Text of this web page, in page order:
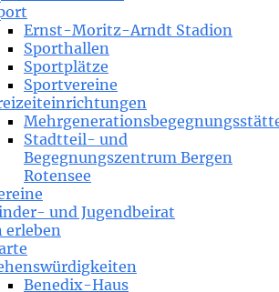
Ernst-Moritz-Arndt Stadion
Sporthallen
Sportplätze
Sportvereine
Stadtteil- und
Begegnungszentrum Bergen
Rotensee
und Jugendbeirat
erleben
Benedix-Haus